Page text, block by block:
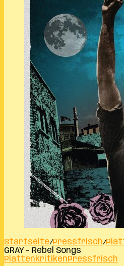
Startseite/Pressfrisch/
GRAY – Rebel Songs
PlattenkritikenPressfrisch